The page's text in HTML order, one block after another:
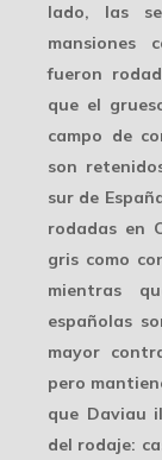
lado, las
mansiones
fueron
que el
campo de
son
sur de
rodadas en
gris como
mientras
españolas
mayor
pero
que Daviau
del rodaje: